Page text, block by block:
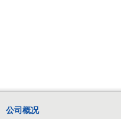
公司概况